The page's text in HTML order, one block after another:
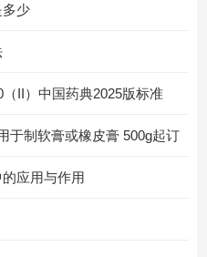
少
II）中国药典2025版标准
于制软膏或橡皮膏 500g起订
应用与作用